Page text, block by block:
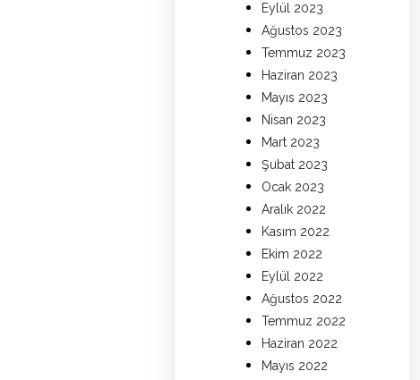
Eylül 2023
Ağustos 2023
Temmuz 2023
Haziran 2023
Mayıs 2023
Nisan 2023
Mart 2023
Şubat 2023
Ocak 2023
Aralık 2022
Kasım 2022
Ekim 2022
Eylül 2022
Ağustos 2022
Temmuz 2022
Haziran 2022
Mayıs 2022